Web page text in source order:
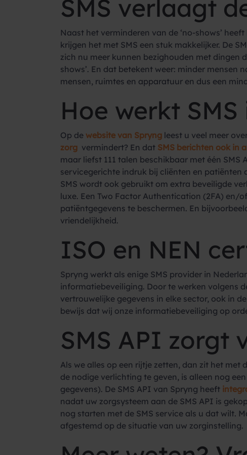
SMS verlaagt
Naast het verminderen van de ‘no-shows’
krijgen het met SMS een stuk makkelijker. De
zich nu meer kunnen bezighouden met dingen
shows’. En dat betekent weer: minder
mensen, ruimtes en apparatuur en dus een
Hoe werkt
Op de website van Spryngleest u veel meer
zorg vermindert? En dat SMS berichten ook in
maar liefst 111 talen beschikbaar met één
servicegerichte indruk bij cliënten en patiënten
SMS wordt ook gebruikt om extra beveiligde
luxe. Een Two Factor Authentication (2FA) en/
patiëntgegevens te beschermen. En
vriendelijkheid.
ISO en NEN
Spryng werkt als enige SMS provider in
informatiebeveiliging. Door te werken volgens
vertrouwelijke gegevens in elke sector, ook in
bewijs dat wij onze informatiebeveiliging op
SMS API zorgt
Als we alles op een rijtje zetten, dan zit het
de nodige verlichting te geven, is alleen nog
gegevens). De SMS API van Spryng heeft
nadat uw zorgsysteem aan de SMS API is
nog starten met de SMS service als u dat wilt.
afgestemd op de situatie van uw zorginstelling.